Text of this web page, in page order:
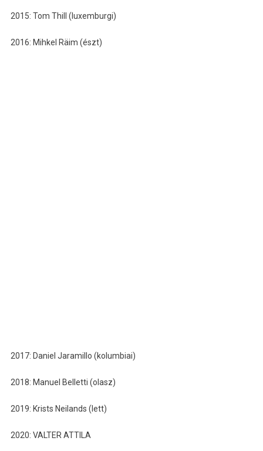
2015: Tom Thill (luxemburgi)
2016: Mihkel Räim (észt)
2017: Daniel Jaramillo (kolumbiai)
2018: Manuel Belletti (olasz)
2019: Krists Neilands (lett)
2020: VALTER ATTILA